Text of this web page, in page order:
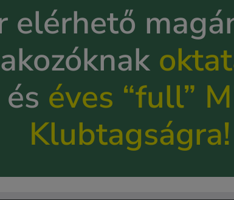
elérhető
és éves “full”
Klubtagságra!